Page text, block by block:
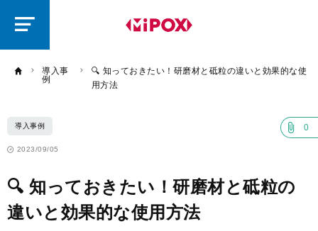
導入事
例
🔍 知っておきたい！研磨材と砥粒の違いと効果的な使
用方法
導入事例 0
2023/09/05
🔍 知っておきたい！研磨材と砥粒の
違いと効果的な使用方法